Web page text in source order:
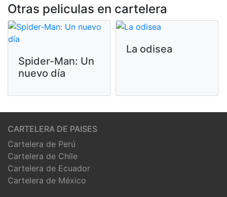
Otras peliculas en cartelera
Spider-Man: Un
nuevo día
La odisea
CARTELERA DE PAISES
Cartelera de Perú
Cartelera de Chile
Cartelera de Ecuador
Cartelera de México